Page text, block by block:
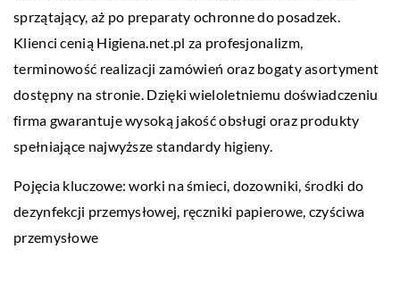
sprzątający, aż po preparaty ochronne do posadzek.
Klienci cenią Higiena.net.pl za profesjonalizm,
terminowość realizacji zamówień oraz bogaty asortyment
dostępny na stronie. Dzięki wieloletniemu doświadczeniu
firma gwarantuje wysoką jakość obsługi oraz produkty
spełniające najwyższe standardy higieny.
Pojęcia kluczowe: worki na śmieci, dozowniki, środki do
dezynfekcji przemysłowej, ręczniki papierowe, czyściwa
przemysłowe